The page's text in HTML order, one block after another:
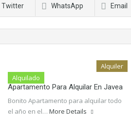
Twitter WhatsApp Email
Alquilado
Alquiler
Apartamento Para Alquilar En Javea
Bonito Apartamento para alquilar todo
el año en el… More Details